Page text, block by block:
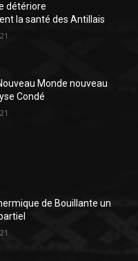
détériore
la santé des Antillais
Monde nouveau
Condé
de Bouillante un